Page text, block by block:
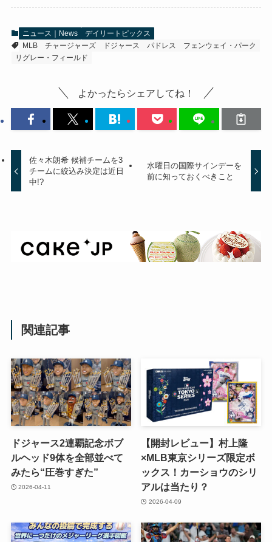
ニュース｜News
デイリートピックス
MLB
チャージャーズ ドジャース パドレス
フェンウェイ・パーク
リグレー・フィールド
よかったらシェアしてね！
佐々木朗希 候補チームを3
チームに絞込み決定は近日
中!?
水曜日の国際サインデーを
前に知っておくべきこと
関連記事
ドジャース2連覇記念ボブ
ルヘッド9体を全部並べて
みたら“圧巻すぎた”
2026-04-11
【開封レビュー】村上隆
×MLB東京シリーズ限定ボ
ックス！カーショウのシリ
アルは当たり？
2026-04-09